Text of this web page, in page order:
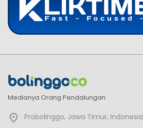
Medianya Orang Pendalungan
Probolinggo, Jawa Timur, Indonesia